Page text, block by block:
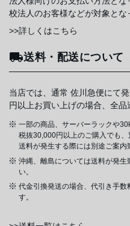
校法人のお客様などが対象とな
>>詳しくはこちら
送料・配送について
当店では、通常 佐川急便にて
円以上お買い上げの場合、全品
一部の商品、サーバーラックや
税抜30,000円以上のご購入でも、
送料が発生する際には別途ご案内
沖縄、離島については送料が発
い。
代金引換発送の場合、代引き手数
す。